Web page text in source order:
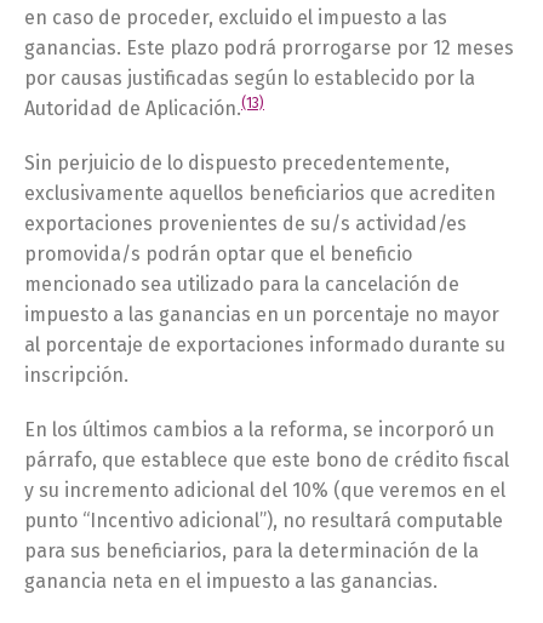
en caso de proceder, excluido el impuesto a las
ganancias. Este plazo podrá prorrogarse por 12 meses
por causas justificadas según lo establecido por la
Autoridad de Aplicación.(13)
Sin perjuicio de lo dispuesto precedentemente,
exclusivamente aquellos beneficiarios que acrediten
exportaciones provenientes de su/s actividad/es
promovida/s podrán optar que el beneficio
mencionado sea utilizado para la cancelación de
impuesto a las ganancias en un porcentaje no mayor
al porcentaje de exportaciones informado durante su
inscripción.
En los últimos cambios a la reforma, se incorporó un
párrafo, que establece que este bono de crédito fiscal
y su incremento adicional del 10% (que veremos en el
punto “Incentivo adicional”), no resultará computable
para sus beneficiarios, para la determinación de la
ganancia neta en el impuesto a las ganancias.